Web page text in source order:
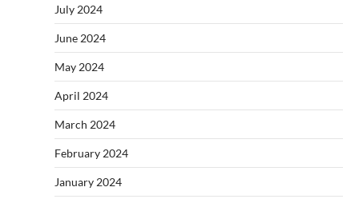
July 2024
June 2024
May 2024
April 2024
March 2024
February 2024
January 2024